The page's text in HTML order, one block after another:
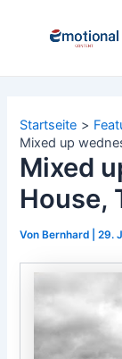
Startseite
Mixed up
Mixed
House,
Von Bernhard |29.